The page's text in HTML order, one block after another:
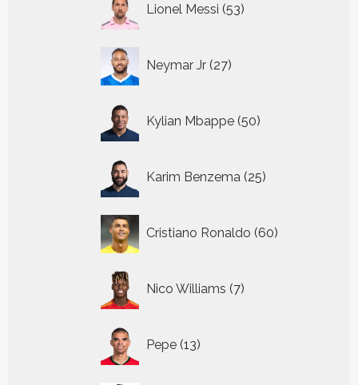
Lionel Messi 53
producten
Neymar Jr 27
producten
Kylian Mbappe 50
producten
Karim Benzema 25
producten
Cristiano Ronaldo 60
producten
Nico Williams 7
producten
Pepe 13
producten